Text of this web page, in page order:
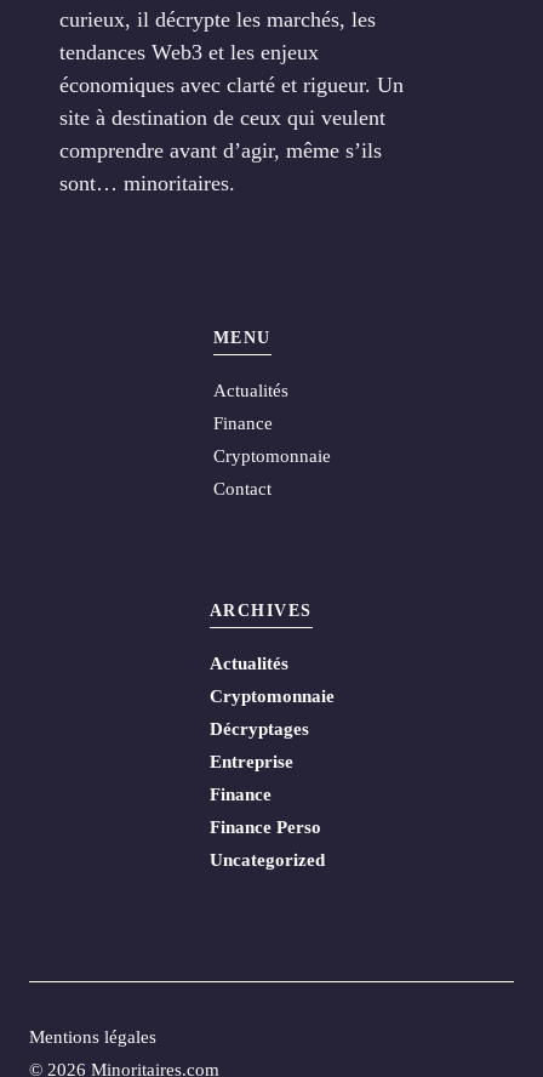
curieux, il décrypte les marchés, les
tendances Web3 et les enjeux
économiques avec clarté et rigueur. Un
site à destination de ceux qui veulent
comprendre avant d’agir, même s’ils
sont… minoritaires.
MENU
Actualités
Finance
Cryptomonnaie
Contact
ARCHIVES
Actualités
Cryptomonnaie
Décryptages
Entreprise
Finance
Finance Perso
Uncategorized
© 2026 Minoritaires.com
Mentions légales